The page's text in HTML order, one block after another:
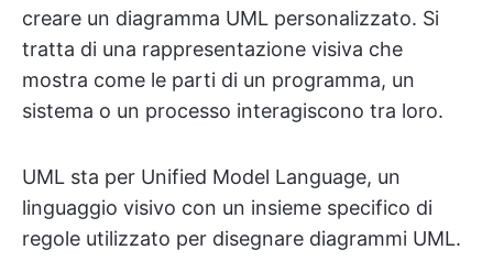
creare un diagramma UML personalizzato. Si
tratta di una rappresentazione visiva che
mostra come le parti di un programma, un
sistema o un processo interagiscono tra loro.
UML sta per Unified Model Language, un
linguaggio visivo con un insieme specifico di
regole utilizzato per disegnare diagrammi UML.